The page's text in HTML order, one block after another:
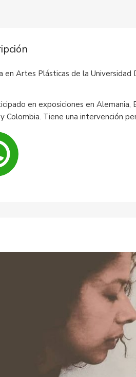
en Artes Plásticas de la
en exposiciones en Alemania,
y Colombia. Tiene una intervención